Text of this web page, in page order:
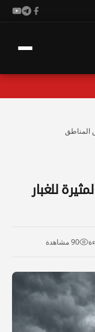
المناطق
للغبار
90 مشاهدة